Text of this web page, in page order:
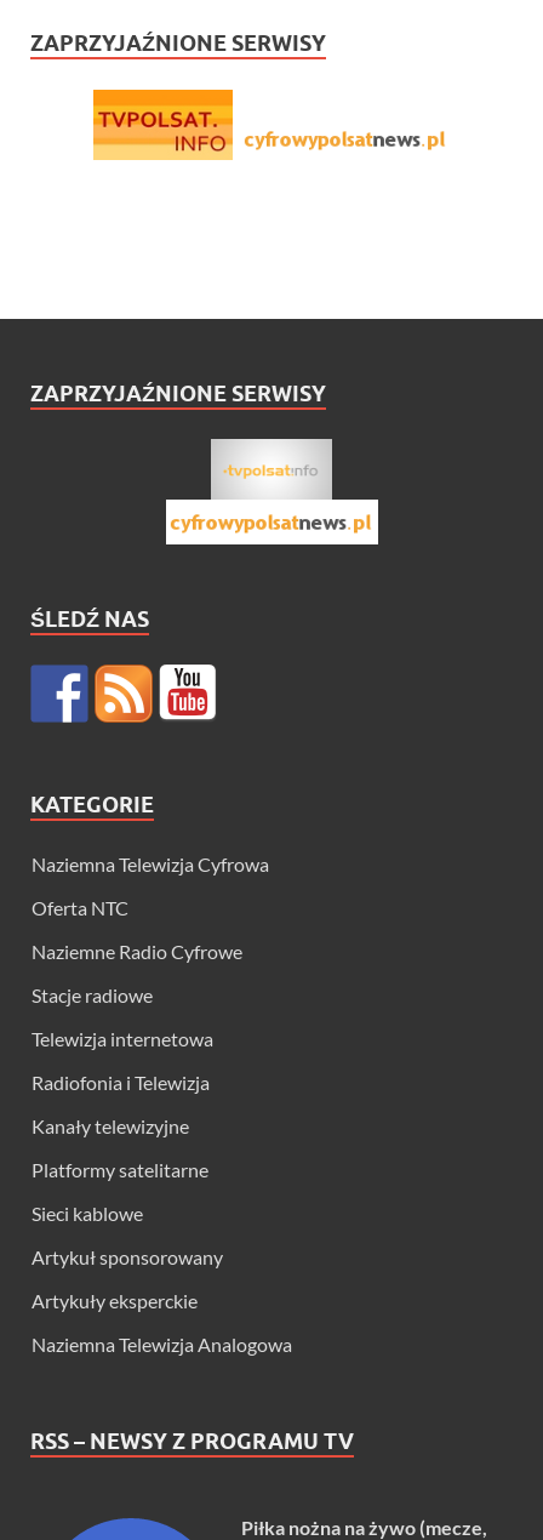
ZAPRZYJAŹNIONE SERWISY
ZAPRZYJAŹNIONE SERWISY
ŚLEDŹ NAS
KATEGORIE
Naziemna Telewizja Cyfrowa
Oferta NTC
Naziemne Radio Cyfrowe
Stacje radiowe
Telewizja internetowa
Radiofonia i Telewizja
Kanały telewizyjne
Platformy satelitarne
Sieci kablowe
Artykuł sponsorowany
Artykuły eksperckie
Naziemna Telewizja Analogowa
RSS – NEWSY Z PROGRAMU TV
Piłka nożna na żywo (mecze,